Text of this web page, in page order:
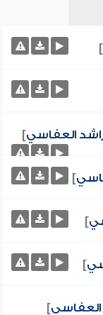
]
العفاسي]
]
]
]
العفاسي]